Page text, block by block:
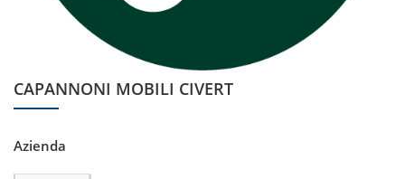
CAPANNONI MOBILI CIVERT
Azienda